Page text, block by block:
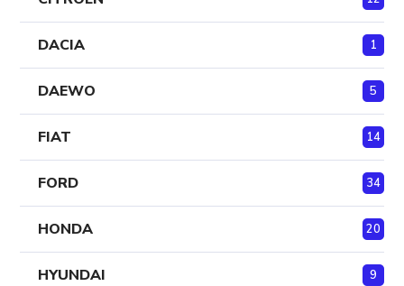
DACIA 1
DAEWO 5
FIAT 14
FORD 34
HONDA 20
HYUNDAI 9